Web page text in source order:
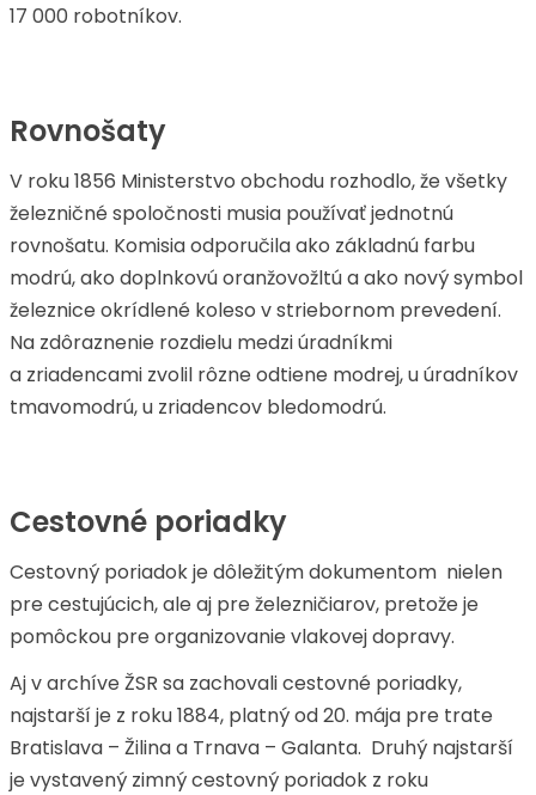
17 000 robotníkov.
Rovnošaty
V roku 1856 Ministerstvo obchodu rozhodlo, že všetky
železničné spoločnosti musia používať jednotnú
rovnošatu. Komisia odporučila ako základnú farbu
modrú, ako doplnkovú oranžovožltú a ako nový symbol
železnice okrídlené koleso v striebornom prevedení.
Na zdôraznenie rozdielu medzi úradníkmi
a zriadencami zvolil rôzne odtiene modrej, u úradníkov
tmavomodrú, u zriadencov bledomodrú.
Cestovné poriadky
Cestovný poriadok je dôležitým dokumentom nielen
pre cestujúcich, ale aj pre železničiarov, pretože je
pomôckou pre organizovanie vlakovej dopravy.
Aj v archíve ŽSR sa zachovali cestovné poriadky,
najstarší je z roku 1884, platný od 20. mája pre trate
Bratislava – Žilina a Trnava – Galanta. Druhý najstarší
je vystavený zimný cestovný poriadok z roku